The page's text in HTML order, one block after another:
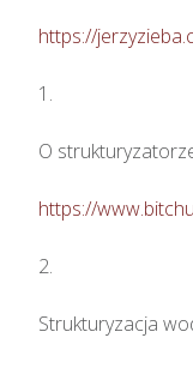
https://
1.
O
https://
2.
Strukturyzacja